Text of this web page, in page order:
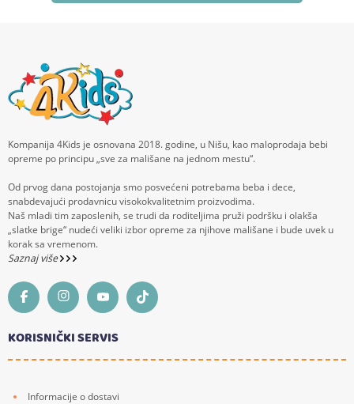
Kompanija 4Kids je osnovana 2018. godine, u Nišu, kao maloprodaja bebi
opreme po principu „sve za mališane na jednom mestu“.
Od prvog dana postojanja smo posvećeni potrebama beba i dece,
snabdevajući prodavnicu visokokvalitetnim proizvodima.
Naš mladi tim zaposlenih, se trudi da roditeljima pruži podršku i olakša
„slatke brige“ nudeći veliki izbor opreme za njihove mališane i bude uvek u
korak sa vremenom.
Saznaj više
KORISNIČKI SERVIS
Informacije o dostavi